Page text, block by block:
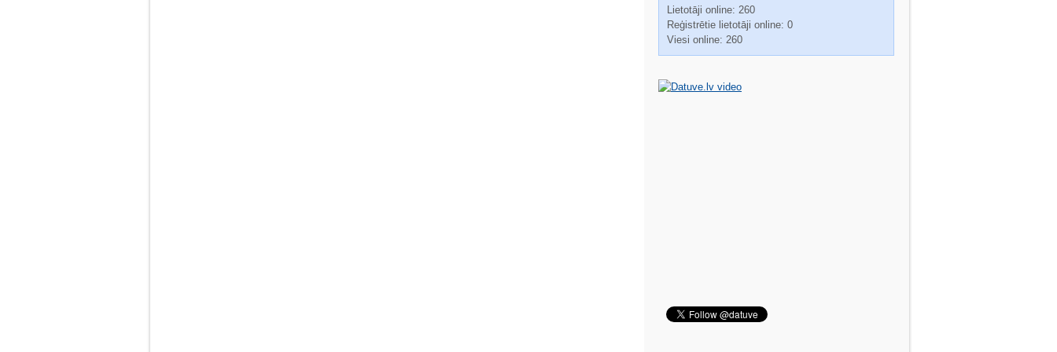
Lietotāji online: 260
Reģistrētie lietotāji online: 0
Viesi online: 260